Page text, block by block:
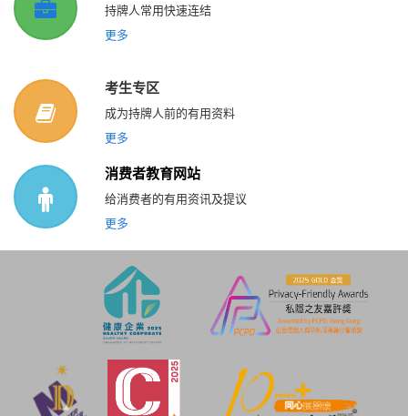
持牌人常用快速连结
更多
考生专区
成为持牌人前的有用资料
更多
消费者教育网站
给消费者的有用资讯及提议
更多